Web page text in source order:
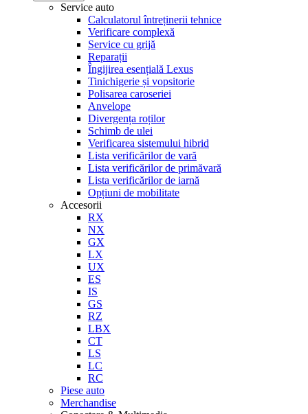
Service auto
Calculatorul întreținerii tehnice
Verificare complexă
Service cu grijă
Reparații
Îngijirea esențială Lexus
Tinichigerie și vopsitorie
Polisarea caroseriei
Anvelope
Divergența roților
Schimb de ulei
Verificarea sistemului hibrid
Lista verificărilor de vară
Lista verificărilor de primăvară
Lista verificărilor de iarnă
Opțiuni de mobilitate
Accesorii
RX
NX
GX
LX
UX
ES
IS
GS
RZ
LBX
CT
LS
LC
RC
Piese auto
Merchandise